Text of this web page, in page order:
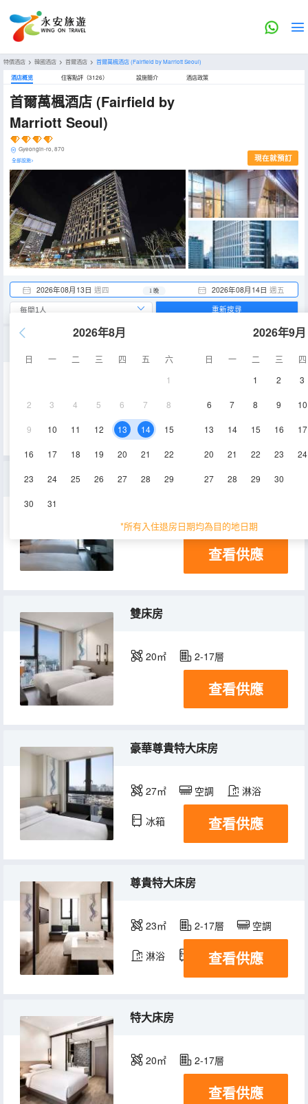
特價酒店 > 韓國酒店 > 首爾酒店 > 首爾萬楓酒店(Fairfield by Marriott Seoul)
酒店概览 住客點評（3126） 設施簡介 酒店政策
首爾萬楓酒店 (Fairfield by
Marriott Seoul)
Gyeongin-ro, 870
全部設施> 現在就預訂
2026年08月13日 週四 2026年08月14日 週五
1 晚
2026年8月
日 一 二 三 四 五
六
1
2 3 4 5 6 7 8
9 10 11 12 13 14 15
16 17 18 19 20 21 22
23 24 25 26 27 28 29
30 31
2026年9月
日 一 二 三
四
1
2 3
6 7 8 9 10
13 14 15 16 17
20 21 22 23 24
27 28 29 30
*所有入住退房日期均為目的地日期
重新搜尋
淋浴
冰箱
尊貴開放式雙床房
23㎡
查看供應
雙床房
20㎡ 2-17層
查看供應
豪華尊貴特大床房
27㎡ 空調 淋浴
冰箱 查看供應
尊貴特大床房
23㎡ 2-17層 空調
淋浴 冰箱查看供應
特大床房
20㎡ 2-17層
查看供應